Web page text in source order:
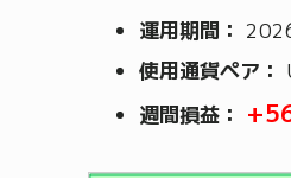
運用期間：
使用通貨ペア：
週間損益：